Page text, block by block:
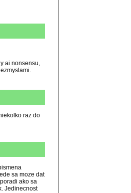
ai nonsensu,
raz do
sa moze dat
ako sa
Jedinecnost